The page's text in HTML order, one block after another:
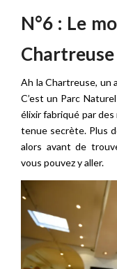
N°6 : Le
Chartreuse
Ah la Chartreuse, un
C’est un Parc
élixir fabriqué par
tenue secrète. Plus
alors avant de
vous pouvez y aller.